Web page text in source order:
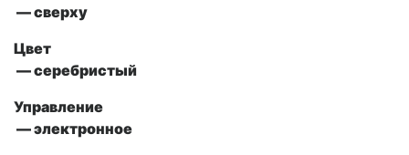
—сверху
Цвет
— серебристый
Управление
—электронное